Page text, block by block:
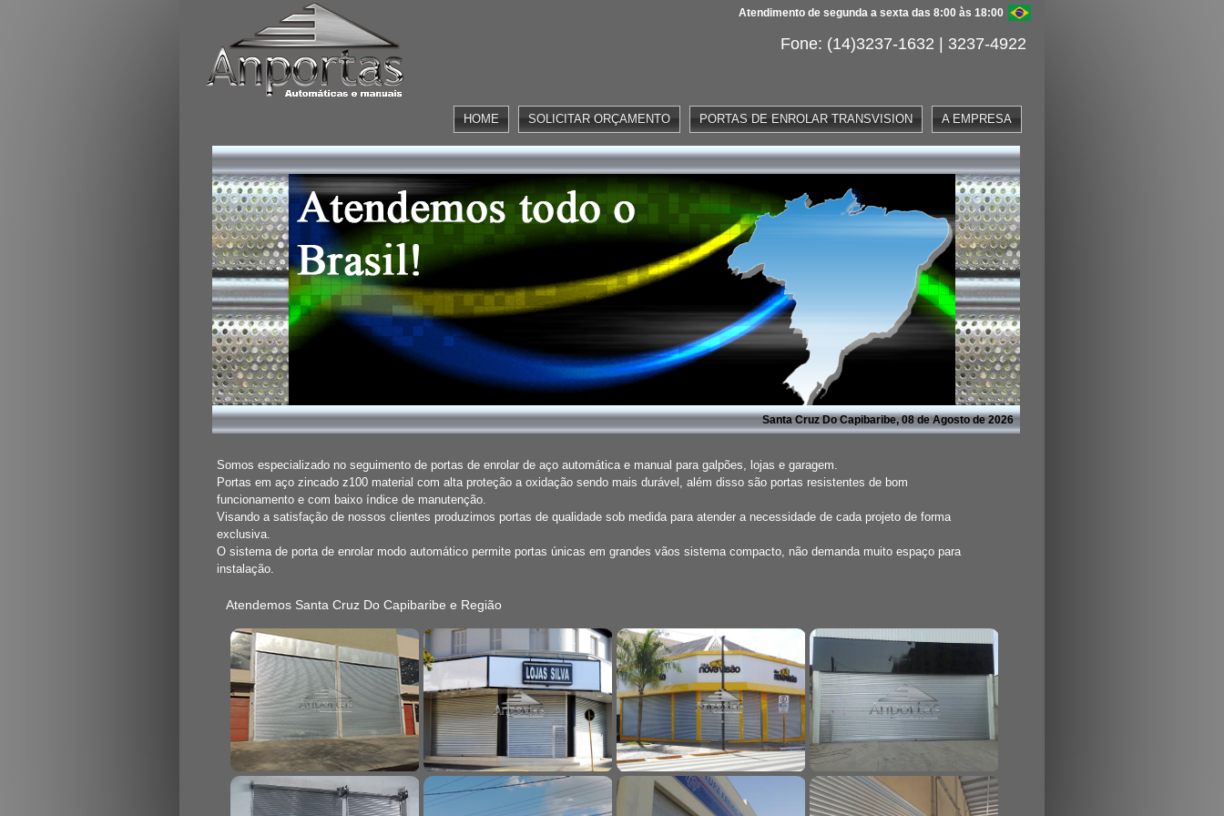
Atendimento de segunda a sexta das 8:00 às 18:00
Fone: (14)3237-1632 | 3237-4922
HOME SOLICITAR ORÇAMENTO PORTAS DE ENROLAR TRANSVISION A EMPRESA
Santa Cruz Do Capibaribe, 08 de Agosto de 2026
Somos especializado no seguimento de portas de enrolar de aço automática e manual para galpões, lojas e garagem.
Portas em aço zincado z100 material com alta proteção a oxidação sendo mais durável, além disso são portas resistentes de bom
funcionamento e com baixo índice de manutenção.
Visando a satisfação de nossos clientes produzimos portas de qualidade sob medida para atender a necessidade de cada projeto de forma
exclusiva.
O sistema de porta de enrolar modo automático permite portas únicas em grandes vãos sistema compacto, não demanda muito espaço para
instalação.
Atendemos Santa Cruz Do Capibaribe e Região